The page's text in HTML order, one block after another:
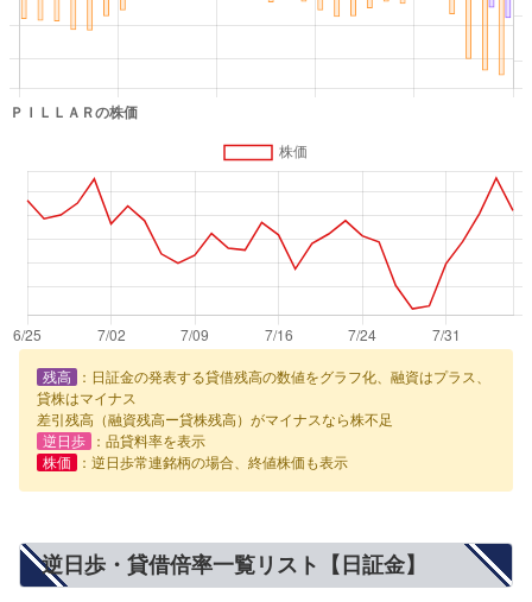
残高
：日証金の発表する貸借残高の数値をグラフ化、融資はプラス、
貸株はマイナス
差引残高（融資残高ー貸株残高）がマイナスなら株不足
逆日歩
：品貸料率を表示
株価
：逆日歩常連銘柄の場合、終値株価も表示
逆日歩・貸借倍率一覧リスト【日証金】